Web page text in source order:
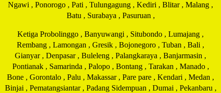
Ngawi , Ponorogo , Pati , Tulungagung , Kediri , Blitar , Malang ,
Batu , Surabaya , Pasuruan ,
Ketiga Probolinggo , Banyuwangi , Situbondo , Lumajang ,
Rembang , Lamongan , Gresik , Bojonegoro , Tuban , Bali ,
Gianyar , Denpasar , Buleleng , Palangkaraya , Banjarmasin ,
Pontianak , Samarinda , Palopo , Bontang , Tarakan , Manado ,
Bone , Gorontalo , Palu , Makassar , Pare pare , Kendari , Medan ,
Binjai , Pematangsiantar , Padang Sidempuan , Dumai , Pekanbaru ,